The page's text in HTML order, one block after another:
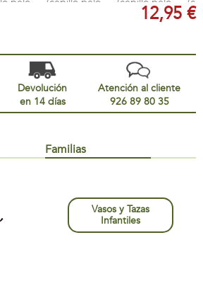
12,95 €
Devolución
en 14 días
Atención al cliente
926 89 80 35
Familias
Vasos y Tazas
Infantiles